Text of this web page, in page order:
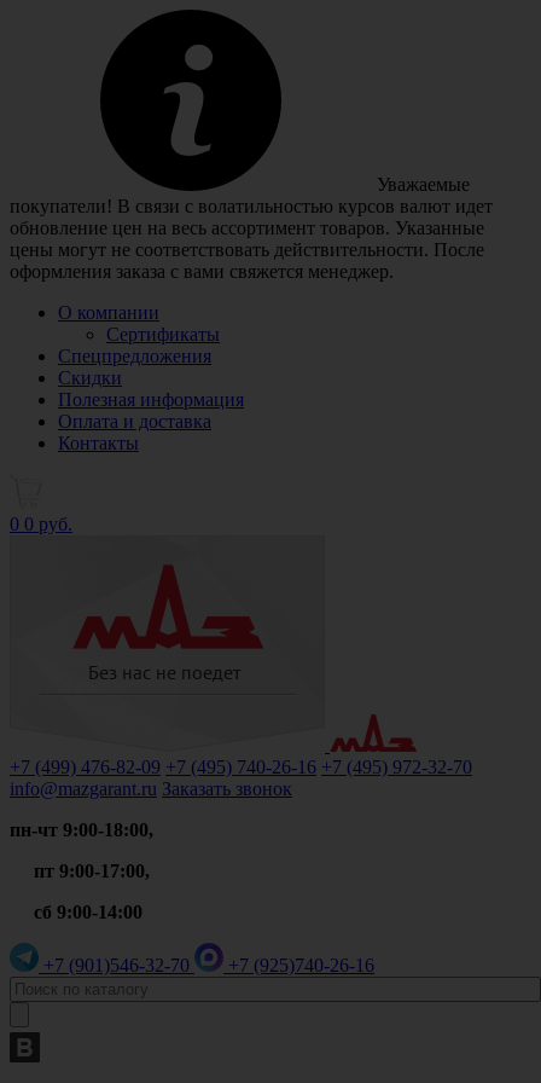
Уважаемые
покупатели! В связи с волатильностью курсов валют идет
обновление цен на весь ассортимент товаров. Указанные
цены могут не соответствовать действительности. После
оформления заказа с вами свяжется менеджер.
О компании
Сертификаты
Спецпредложения
Скидки
Полезная информация
Оплата и доставка
Контакты
0 0 руб.
+7 (499) 476-82-09 +7 (495) 740-26-16 +7 (495) 972-32-70
info@mazgarant.ru Заказать звонок
пн-чт 9:00-18:00,
пт 9:00-17:00,
сб 9:00-14:00
+7 (901)546-32-70 +7 (925)740-26-16